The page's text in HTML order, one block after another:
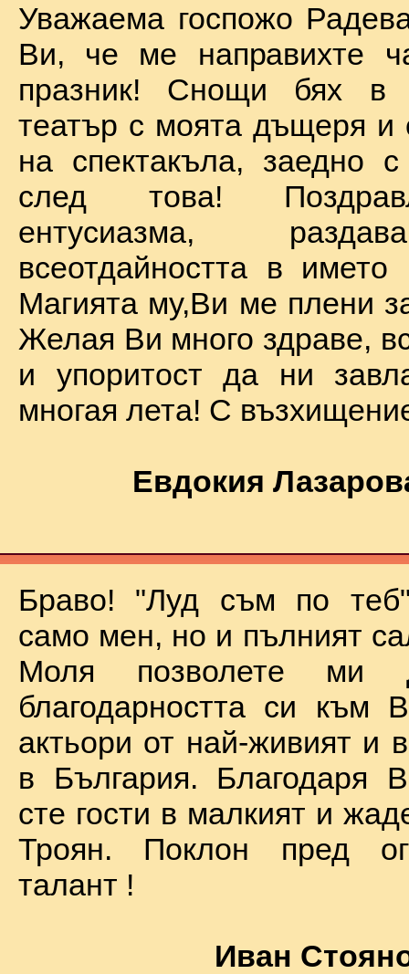
Уважаема госпожо
Ви, че ме направихте
празник! Снощи бях в
театър с моята дъщеря и
на спектакъла, заедно с
след това!
ентусиазма,
всеотдайността в името
Магията му,Ви ме плени
Желая Ви много здраве,
и упоритост да ни
многая лета! С
Евдокия
Браво! "Луд съм по
само мен, но и пълният
Моля позволете ми
благодарността си към
актьори от най-живият и
в България. Благодаря
сте гости в малкият и
Троян. Поклон пред
талант !
Иван